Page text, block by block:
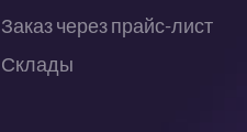
Заказ через прайс-лист
Склады